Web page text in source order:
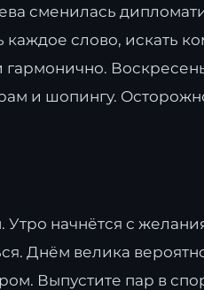
сменилась
каждое слово, искать
и шопингу.
начнётся с
Днём велика
Выпустите пар в